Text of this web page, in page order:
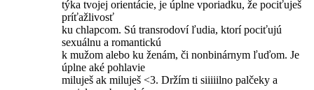
týka tvojej orientácie, je úplne vporiadku, že pociťuješ
príťažlivosť
ku chlapcom. Sú transrodoví ľudia, ktorí pociťujú
sexuálnu a romantickú
k mužom alebo ku ženám, či nonbinárnym ľuďom. Je
úplne aké pohlavie
miluješ ak miluješ <3. Držím ti siiiiilno palčeky a